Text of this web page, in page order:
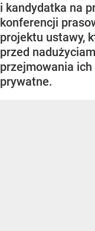
i kandydatka na
konferencji
projektu ustawy,
przed
przejmowania
prywatne.